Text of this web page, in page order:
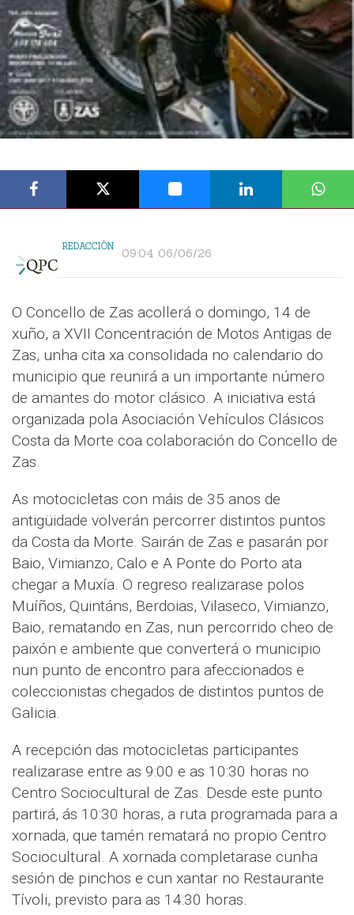
REDACCIÓN 09:04 06/06/26
O Concello de Zas acollerá o domingo, 14 de
xuño, a XVII Concentración de Motos Antigas de
Zas, unha cita xa consolidada no calendario do
municipio que reunirá a un importante número
de amantes do motor clásico. A iniciativa está
organizada pola Asociación Vehículos Clásicos
Costa da Morte coa colaboración do Concello de
Zas.
As motocicletas con máis de 35 anos de
antigüidade volverán percorrer distintos puntos
da Costa da Morte. Sairán de Zas e pasarán por
Baio, Vimianzo, Calo e A Ponte do Porto ata
chegar a Muxía. O regreso realizarase polos
Muíños, Quintáns, Berdoias, Vilaseco, Vimianzo,
Baio, rematando en Zas, nun percorrido cheo de
paixón e ambiente que converterá o municipio
nun punto de encontro para afeccionados e
coleccionistas chegados de distintos puntos de
Galicia.
A recepción das motocicletas participantes
realizarase entre as 9:00 e as 10:30 horas no
Centro Sociocultural de Zas. Desde este punto
partirá, ás 10:30 horas, a ruta programada para a
xornada, que tamén rematará no propio Centro
Sociocultural. A xornada completarase cunha
sesión de pinchos e cun xantar no Restaurante
Tívoli, previsto para as 14:30 horas.